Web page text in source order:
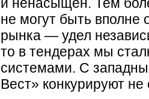
не могут быть вполне
рынка — удел
то в тендерах мы
системами. С
Вест» конкурируют не